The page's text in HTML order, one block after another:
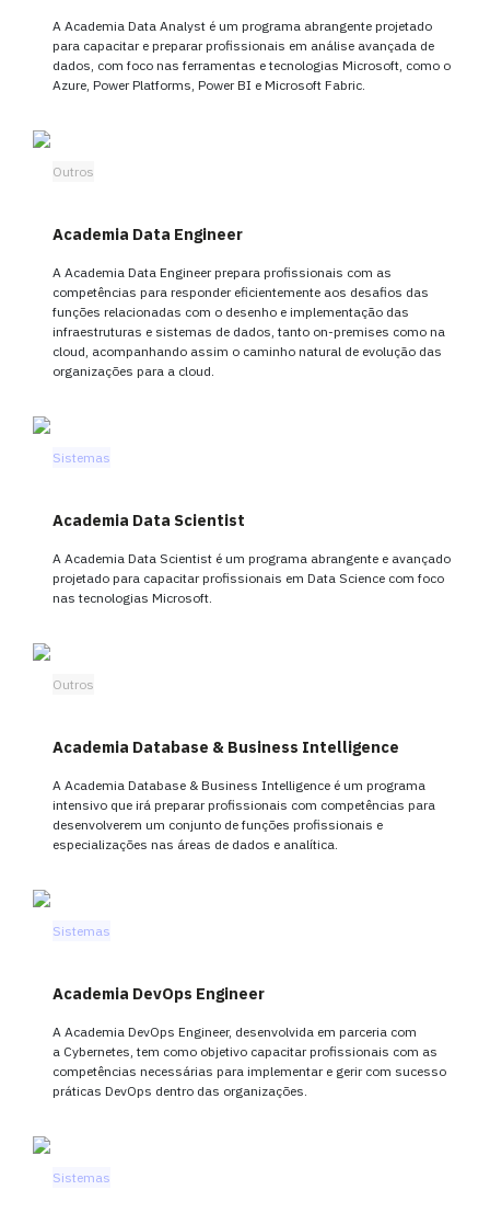
A Academia Data Analyst é um programa abrangente projetado
para capacitar e preparar profissionais em análise avançada de
dados, com foco nas ferramentas e tecnologias Microsoft, como o
Azure, Power Platforms, Power BI e Microsoft Fabric.
Outros
Academia Data Engineer
A Academia Data Engineer prepara profissionais com as
competências para responder eficientemente aos desafios das
funções relacionadas com o desenho e implementação das
infraestruturas e sistemas de dados, tanto on-premises como na
cloud, acompanhando assim o caminho natural de evolução das
organizações para a cloud.
Sistemas
Academia Data Scientist
A Academia Data Scientist é um programa abrangente e avançado
projetado para capacitar profissionais em Data Science com foco
nas tecnologias Microsoft.
Outros
Academia Database & Business Intelligence
A Academia Database & Business Intelligence é um programa
intensivo que irá preparar profissionais com competências para
desenvolverem um conjunto de funções profissionais e
especializações nas áreas de dados e analítica.
Sistemas
Academia DevOps Engineer
A Academia DevOps Engineer, desenvolvida em parceria com
a Cybernetes, tem como objetivo capacitar profissionais com as
competências necessárias para implementar e gerir com sucesso
práticas DevOps dentro das organizações.
Sistemas